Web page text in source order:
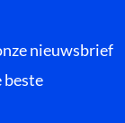
nieuwsbrief
beste